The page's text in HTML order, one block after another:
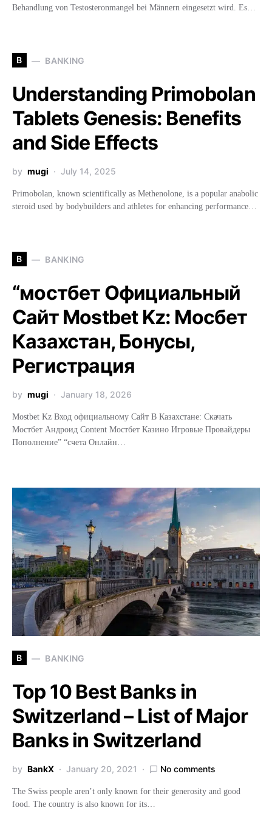
Behandlung von Testosteronmangel bei Männern eingesetzt wird. Es…
B BANKING
Understanding Primobolan
Tablets Genesis: Benefits
and Side Effects
by mugi July 14, 2025
Primobolan, known scientifically as Methenolone, is a popular anabolic
steroid used by bodybuilders and athletes for enhancing performance…
B BANKING
“мостбет Официальный
Сайт Mostbet Kz: Мосбет
Казахстан, Бонусы,
Регистрация
by mugi January 18, 2026
Mostbet Kz Вход официальному Сайт В Казахстане: Скачать
Мостбет Андроид Content Мостбет Казино Игровые Провайдеры
Пополнение” “счета Онлайн…
B BANKING
Top 10 Best Banks in
Switzerland – List of Major
Banks in Switzerland
by BankX January 20, 2021 No comments
The Swiss people aren’t only known for their generosity and good
food. The country is also known for its…